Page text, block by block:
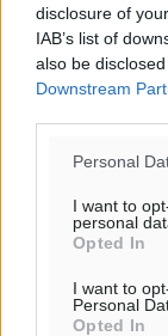
disclosure of
IAB’s list of
also be
Downstream
Personal
I want to
personal
Opted In
I want to
Personal
Opted In
πρόγνωση:
31°
ΚΥ
29°